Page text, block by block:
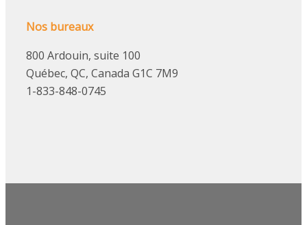
Nos bureaux
800 Ardouin, suite 100
Québec, QC, Canada G1C 7M9
1-833-848-0745